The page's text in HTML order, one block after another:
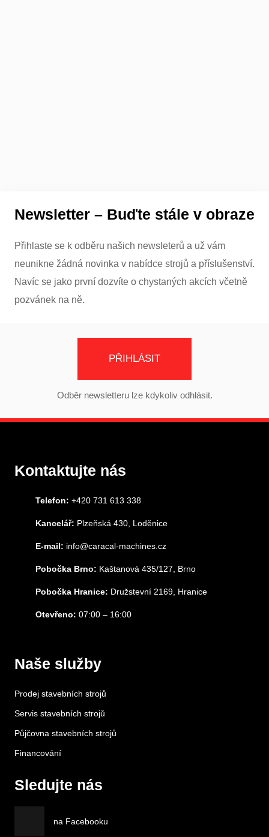
Newsletter – Buďte stále v obraze
Přihlaste se k odběru našich newsleterů a už vám
neunikne žádná novinka v nabídce strojů a příslušenství.
Navíc se jako první dozvíte o chystaných akcích včetně
pozvánek na ně.
PŘIHLÁSIT
Odběr newsletteru lze kdykoliv odhlásit.
Kontaktujte nás
Telefon: +420 731 613 338
Kancelář: Plzeňská 430, Loděnice
E-mail: info@caracal-machines.cz
Pobočka Brno: Kaštanová 435/127, Brno
Pobočka Hranice: Družstevní 2169, Hranice
Otevřeno: 07:00 – 16:00
Naše služby
Prodej stavebních strojů
Servis stavebních strojů
Půjčovna stavebních strojů
Financování
Sledujte nás
na Facebooku